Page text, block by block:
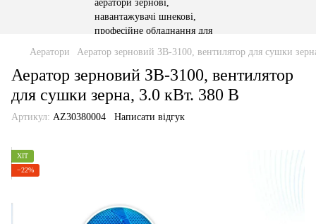
Аератори Аератор зерновий ЗВ-3100, вентилятор для сушки
Аератор зерновий ЗВ-3100, вентилятор
для сушки зерна, 3.0 кВт. 380 В
Артикул: AZ30380004 Написати відгук
ХІТ
−22%